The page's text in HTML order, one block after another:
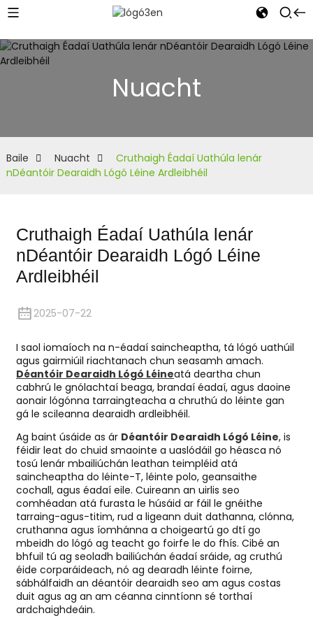
Nuacht
Baile Nuacht
Cruthaigh Éadaí Uathúla lenár
nDéantóir Dearaidh Lógó Léine Ardleibhéil
Cruthaigh Éadaí Uathúla lenár
nDéantóir Dearaidh Lógó Léine
Ardleibhéil
2025-07-22
I saol iomaíoch na n-éadaí saincheaptha, tá lógó uathúil
agus gairmiúil riachtanach chun seasamh amach.
Déantóir Dearaidh Lógó Léineatá deartha chun
cabhrú le gnólachtaí beaga, brandaí éadaí, agus daoine
aonair lógónna tarraingteacha a chruthú do léinte gan
gá le scileanna dearaidh ardleibhéil.
Ag baint úsáide as ár Déantóir Dearaidh Lógó Léine, is
féidir leat do chuid smaointe a uaslódáil go héasca nó
tosú lenár mbailiúchán leathan teimpléid atá
saincheaptha do léinte-T, léinte polo, geansaithe
cochall, agus éadaí eile. Cuireann an uirlis seo
comhéadan atá furasta le húsáid ar fáil le gnéithe
tarraing-agus-titim, rud a ligeann duit dathanna, clónna,
cruthanna agus íomhánna a choigeartú go dtí go
mbeidh do lógó ag teacht go foirfe le do fhís. Cibé an
bhfuil tú ag seoladh bailiúchán éadaí sráide, ag cruthú
éide corparáideach, nó ag dearadh léinte foirne,
sábhálfaidh an déantóir dearaidh seo am agus costas
duit agus ag an am céanna cinntíonn sé torthaí
ardchaighdeáin.